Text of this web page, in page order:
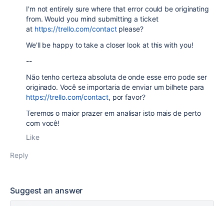
I'm not entirely sure where that error could be originating
from. Would you mind submitting a ticket
at https://trello.com/contactplease?
We'll be happy to take a closer look at this with you!
--
Não tenho certeza absoluta de onde esse erro pode ser
originado. Você se importaria de enviar um bilhete para
https://trello.com/contact, por favor?
Teremos o maior prazer em analisar isto mais de perto
com você!
Like
Reply
Suggest an answer